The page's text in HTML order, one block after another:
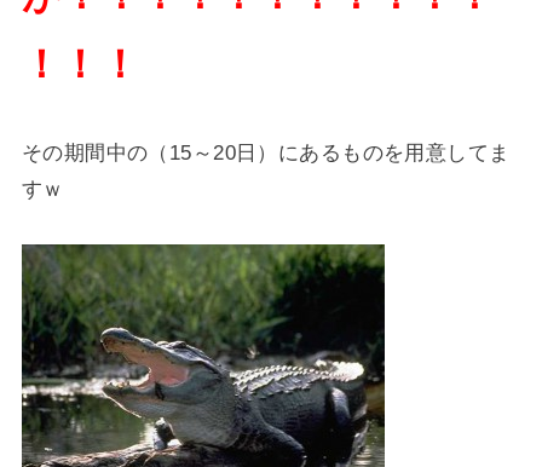
！！！
その期間中の（15～20日）にあるものを用意してま
すｗ